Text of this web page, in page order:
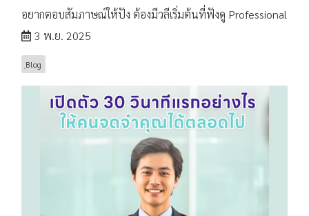
อยากตอบสัมภาษณ์ให้ปัง ต้องมีวลีเริ่มต้นที่ฟังดู Professional
3 พ.ย. 2025
ฺBlog